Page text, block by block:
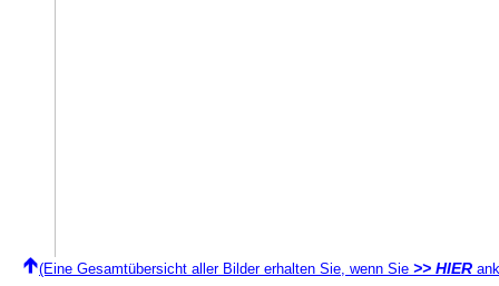
(Eine Gesamtübersicht aller Bilder erhalten Sie, wenn Sie >> HIER